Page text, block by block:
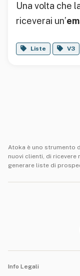
Una volta che
riceverai un’
Liste V3
Atoka è uno strumento
nuovi clienti, di ricevere
generare liste di
Info Legali